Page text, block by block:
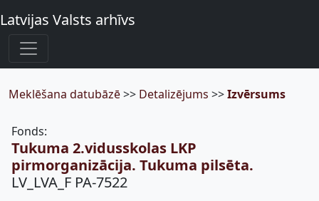
Latvijas Valsts arhīvs
Meklēšana datubāzē>> Detalizējums >>Izvērsums
Fonds:
Tukuma 2.vidusskolas LKP
pirmorganizācija. Tukuma pilsēta.
LV_LVA_F PA-7522